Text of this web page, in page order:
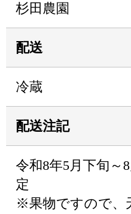
杉田農園
配送
冷蔵
配送注記
令和8年5月下旬～
定
※果物ですので、